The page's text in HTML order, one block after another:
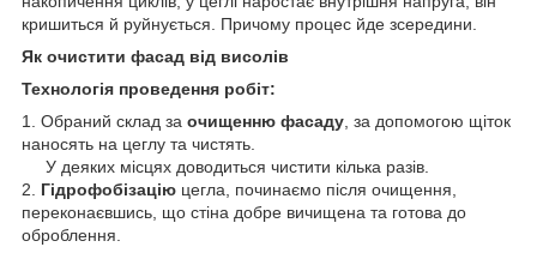
кришиться й руйнується. Причому процес йде зсередини.
Як очистити фасад від висолів
Технологія проведення робіт:
1. Обраний склад за очищенню фасаду , за допомогою щіток
наносять на цеглу та чистять.
У деяких місцях доводиться чистити кілька разів.
2. Гідрофобізацію цегла, починаємо після очищення,
переконаєвшись, що стіна добре вичищена та готова до
оброблення.